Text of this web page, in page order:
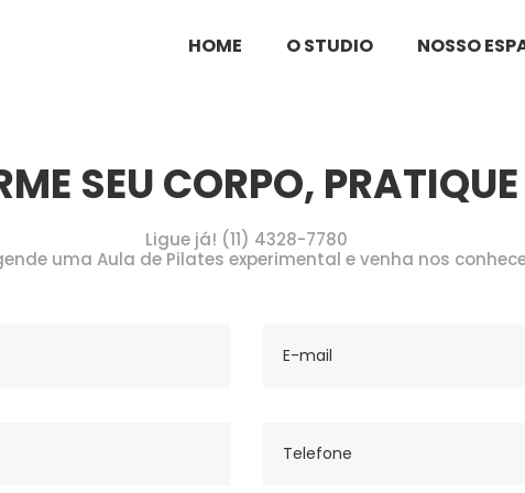
HOME O STUDIO NOSSO
SEU CORPO,
Ligue já! (11) 4328-7780
uma Aula de Pilates experimental e venha nos